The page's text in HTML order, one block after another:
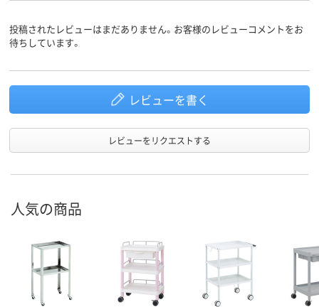
ワゴン・
機能
カラーグ
投稿されたレビューはまだありません。お客様のレビューコメントをお
待ちしています。
レビューを書く
レビューをリクエストする
人気の商品